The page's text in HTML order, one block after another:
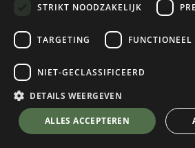
NGI
16/3-4 Kasterlee
€ 8,95
Op Voorraad
💬 Stel je vraag over dit
STRIKT NOODZAKELIJK
TARGETING FUNCTIONEEL
NIET-GECLASSIFICEERD
DETAILS WEERGEVEN
ALLES ACCEPTEREN